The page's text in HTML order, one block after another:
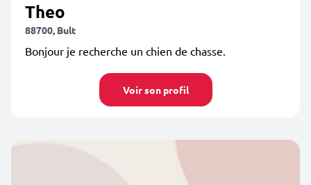
Theo
88700, Bult
Bonjour je recherche un chien de chasse.
Voir son profil